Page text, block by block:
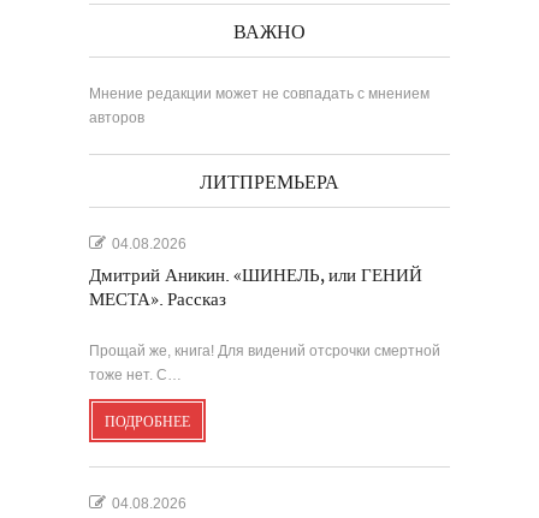
ВАЖНО
Мнение редакции может не совпадать с мнением
авторов
ЛИТПРЕМЬЕРА
04.08.2026
Дмитрий Аникин. «ШИНЕЛЬ, или ГЕНИЙ
МЕСТА». Рассказ
Прощай же, книга! Для видений отсрочки смертной
тоже нет. С…
ПОДРОБНЕЕ
04.08.2026